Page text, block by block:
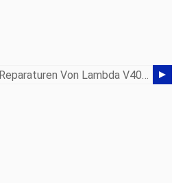
So Erhalten Sie Reparaturen Von Lambda V404P4K-Netzteilen